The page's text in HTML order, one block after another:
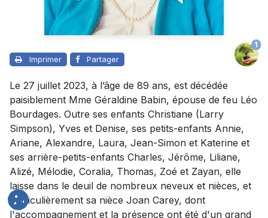
Imprimer Partager
1
Le 27 juillet 2023, à l’âge de 89 ans, est décédée
paisiblement Mme Géraldine Babin, épouse de feu Léo
Bourdages. Outre ses enfants Christiane (Larry
Simpson), Yves et Denise, ses petits-enfants Annie,
Ariane, Alexandre, Laura, Jean-Simon et Katerine et
ses arrière-petits-enfants Charles, Jérôme, Liliane,
Alizé, Mélodie, Coralia, Thomas, Zoé et Zayan, elle
laisse dans le deuil de nombreux neveux et nièces, et
particulièrement sa nièce Joan Carey, dont
l'accompagnement et la présence ont été d'un grand